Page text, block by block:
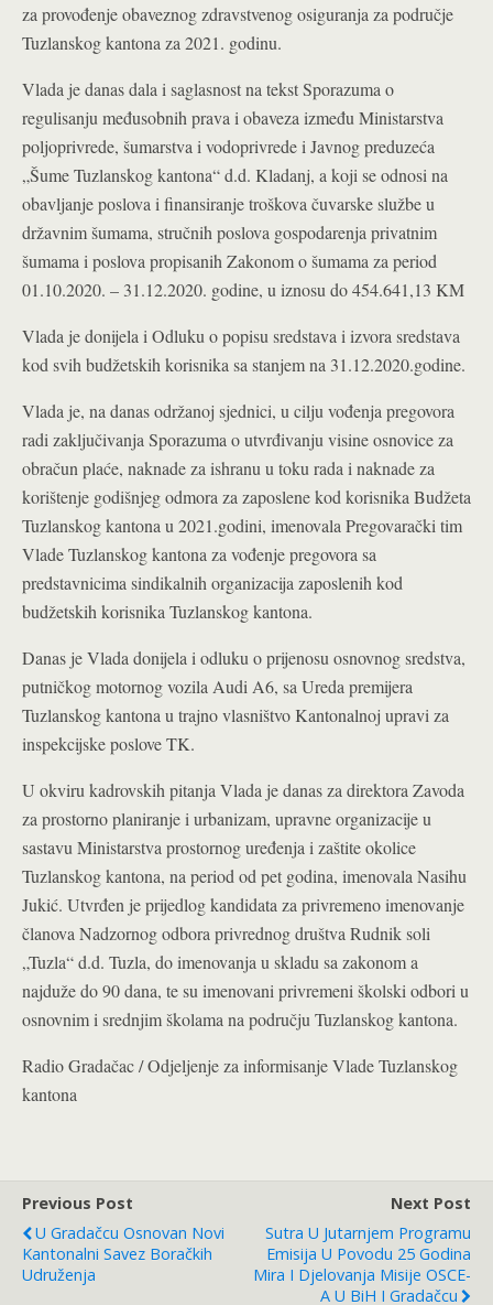
za provođenje obaveznog zdravstvenog osiguranja za područje
Tuzlanskog kantona za 2021. godinu.
Vlada je danas dala i saglasnost na tekst Sporazuma o
regulisanju međusobnih prava i obaveza između Ministarstva
poljoprivrede, šumarstva i vodoprivrede i Javnog preduzeća
„Šume Tuzlanskog kantona“ d.d. Kladanj, a koji se odnosi na
obavljanje poslova i finansiranje troškova čuvarske službe u
državnim šumama, stručnih poslova gospodarenja privatnim
šumama i poslova propisanih Zakonom o šumama za period
01.10.2020. – 31.12.2020. godine, u iznosu do 454.641,13 KM
Vlada je donijela i Odluku o popisu sredstava i izvora sredstava
kod svih budžetskih korisnika sa stanjem na 31.12.2020.godine.
Vlada je, na danas održanoj sjednici, u cilju vođenja pregovora
radi zaključivanja Sporazuma o utvrđivanju visine osnovice za
obračun plaće, naknade za ishranu u toku rada i naknade za
korištenje godišnjeg odmora za zaposlene kod korisnika Budžeta
Tuzlanskog kantona u 2021.godini, imenovala Pregovarački tim
Vlade Tuzlanskog kantona za vođenje pregovora sa
predstavnicima sindikalnih organizacija zaposlenih kod
budžetskih korisnika Tuzlanskog kantona.
Danas je Vlada donijela i odluku o prijenosu osnovnog sredstva,
putničkog motornog vozila Audi A6, sa Ureda premijera
Tuzlanskog kantona u trajno vlasništvo Kantonalnoj upravi za
inspekcijske poslove TK.
U okviru kadrovskih pitanja Vlada je danas za direktora Zavoda
za prostorno planiranje i urbanizam, upravne organizacije u
sastavu Ministarstva prostornog uređenja i zaštite okolice
Tuzlanskog kantona, na period od pet godina, imenovala Nasihu
Jukić. Utvrđen je prijedlog kandidata za privremeno imenovanje
članova Nadzornog odbora privrednog društva Rudnik soli
„Tuzla“ d.d. Tuzla, do imenovanja u skladu sa zakonom a
najduže do 90 dana, te su imenovani privremeni školski odbori u
osnovnim i srednjim školama na području Tuzlanskog kantona.
Radio Gradačac / Odjeljenje za informisanje Vlade Tuzlanskog
kantona
Previous Post
U Gradačcu Osnovan Novi
Kantonalni Savez Boračkih
Udruženja
Next Post
Sutra U Jutarnjem Programu
Emisija U Povodu 25 Godina
Mira I Djelovanja Misije OSCE-
A U BiH I Gradačcu